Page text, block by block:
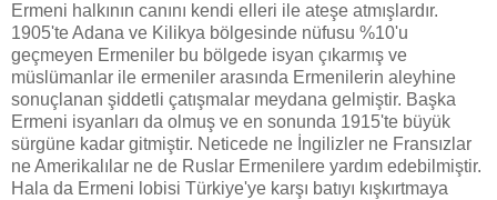
Ermeni halkının canını kendi elleri ile ateşe atmışlardır.
1905'te Adana ve Kilikya bölgesinde nüfusu %10'u
geçmeyen Ermeniler bu bölgede isyan çıkarmış ve
müslümanlar ile ermeniler arasında Ermenilerin aleyhine
sonuçlanan şiddetli çatışmalar meydana gelmiştir. Başka
Ermeni isyanları da olmuş ve en sonunda 1915'te büyük
sürgüne kadar gitmiştir. Neticede ne İngilizler ne Fransızlar
ne Amerikalılar ne de Ruslar Ermenilere yardım edebilmiştir.
Hala da Ermeni lobisi Türkiye'ye karşı batıyı kışkırtmaya